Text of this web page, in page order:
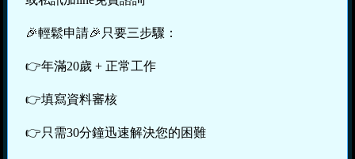
🎉輕鬆申請🎉只要三步驟：
👉年滿20歲 + 正常工作
👉填寫資料審核
👉只需30分鐘迅速解決您的困難